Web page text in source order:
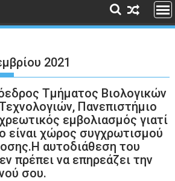
2021
Τμήματος Βιολογικών
Πανεπιστήμιο
εμβολιασμός γιατί
είναι χώρος συγχρωτισμού
αυτοδιάθεση του
πρέπει να επηρεάζει την
σου.